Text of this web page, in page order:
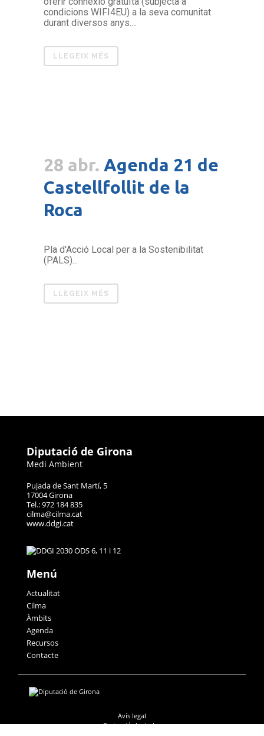
condicions WIFI4EU) a la seva comunitat
durant diversos anys....
LLEGEIX MÉS
28 abr. Agenda 21 de
Castellfollit de la
Roca
Pla d'Acció Local per a la Sostenibilitat
(PALS)...
LLEGEIX MÉS
Diputació de Girona
Medi Ambient
Pujada de Sant Martí, 5
17004 Girona
Tel.: 972 184 835
cilma@cilma.cat
www.ddgi.cat
Menú
Actualitat
Cilma
Àmbits
Agenda
Recursos
Contacte
Avís legal
Protecció de dades